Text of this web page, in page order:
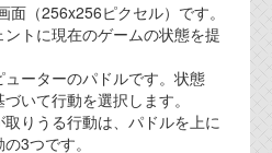
面（256x256ピクセル）です。
トに現在のゲームの状態を提
ューターのパドルです。状態
いて行動を選択します。
取りうる行動は、パドルを上に
3つです。